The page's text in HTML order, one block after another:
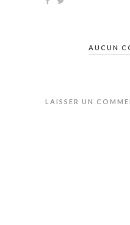
AUCUN
LAISSER UN